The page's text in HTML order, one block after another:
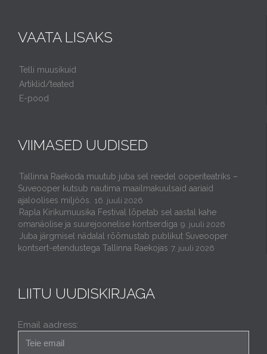
VAATA LISAKS
Telli muusikuid
Artiklid/teated
E-pood
VIIMASED UUDISED
Tallinna Raekoda muutub juba sel reedel ooperiteatriks –
Suveooper kutsub nautima maailmakuulsaid aariaid
ajaloolises miljöös.
16. juuli 2026
Rapla Kirikumuusika Festival lõpetab sel aastal kahe
omanäolise ja suurejoonelise kontserdiga 9. juuli 2026
Juba järgmisel nädalal rõõmustab publikut Suveooper
kontsert-etendustega Tallinna Raekojas 7. juuli 2026
LIITU UUDISKIRJAGA
Email aadress: